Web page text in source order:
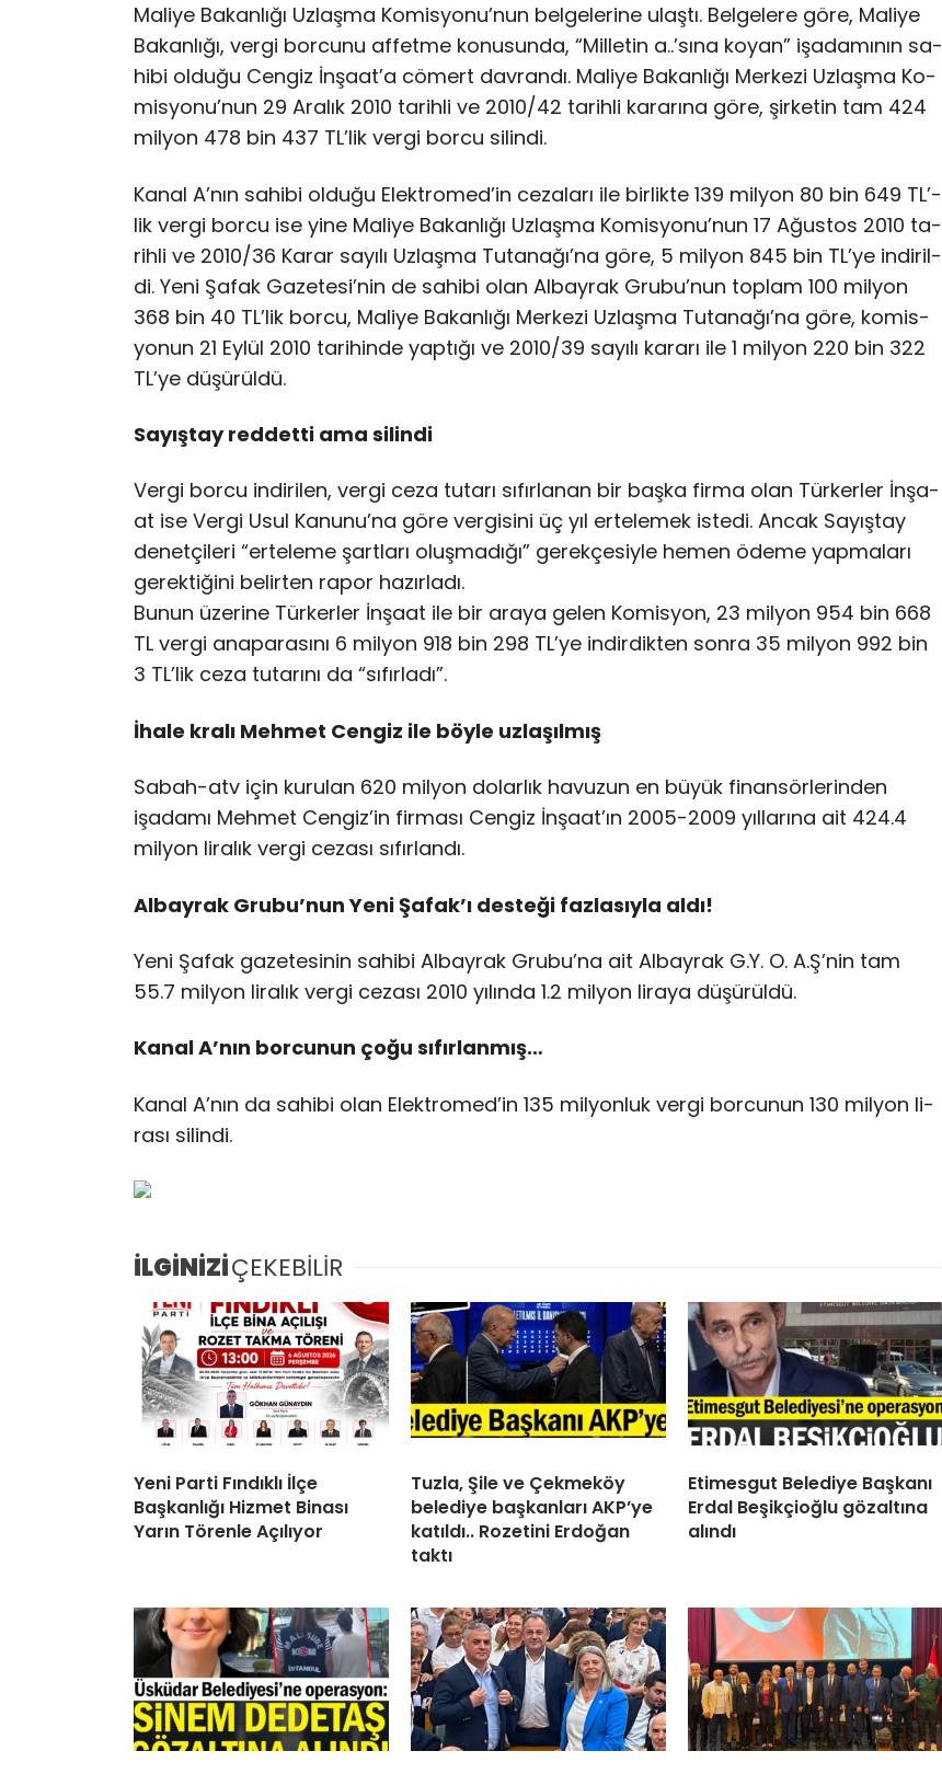
Ma­li­ye Ba­kan­lı­ğı Uz­laş­ma Ko­mis­yo­nu­’nun bel­ge­le­ri­ne ulaş­tı. Bel­ge­le­re gö­re, Ma­li­ye
Ba­kan­lı­ğı, ver­gi bor­cu­nu af­fet­me ko­nu­sun­da, “Mil­le­tin a..’sına ko­yan” işa­da­mı­nın sa­
hi­bi ol­du­ğu Cen­giz İn­şa­at’­a cö­mert dav­ran­dı. Ma­li­ye Ba­kan­lı­ğı Mer­ke­zi Uz­laş­ma Ko­
mis­yo­nu­’nun 29 Ara­lık 2010 ta­rih­li ve 2010/42 ta­rih­li ka­ra­rı­na gö­re, şir­ke­tin tam 424
mil­yon 478 bin 437 TL’­lik ver­gi bor­cu si­lin­di.
Ka­nal A’­nın sa­hi­bi ol­du­ğu Elek­tro­me­d’­in ce­za­la­rı ile bir­lik­te 139 mil­yon 80 bin 649 TL’­
lik ver­gi bor­cu ise yi­ne Ma­li­ye Ba­kan­lı­ğı Uz­laş­ma Ko­mis­yo­nu­’nun 17 Ağus­tos 2010 ta­
rih­li ve 2010/36 Ka­rar sa­yı­lı Uz­laş­ma Tu­ta­na­ğı­’na gö­re, 5 mil­yon 845 bin TL’­ye in­di­ril­
di. Ye­ni Şa­fak Ga­ze­te­si­’nin de sa­hi­bi olan Al­bay­rak Gru­bu­’nun top­lam 100 mil­yon
368 bin 40 TL’­lik bor­cu, Ma­li­ye Ba­kan­lı­ğı Mer­ke­zi Uz­laş­ma Tu­ta­na­ğı­’na gö­re, ko­mis­
yo­nun 21 Ey­lül 2010 ta­ri­hin­de yap­tı­ğı ve 2010/39 sa­yı­lı ka­ra­rı ile 1 mil­yon 220 bin 322
TL’­ye dü­şü­rül­dü.
Sayıştay reddetti ama silindi
Ver­gi bor­cu in­di­ri­len, ver­gi ce­za tu­ta­rı sı­fır­la­nan bir baş­ka fir­ma olan Tür­ker­ler İn­şa­
at ise Ver­gi Usul Ka­nu­nu­’na gö­re ver­gi­si­ni üç yıl er­te­le­mek is­te­di. An­cak Sa­yış­tay
de­net­çi­le­ri “er­te­le­me şart­la­rı oluş­ma­dı­ğı” ge­rek­çe­siy­le he­men öde­me yap­ma­la­rı
ge­rek­ti­ği­ni be­lir­ten ra­por ha­zır­la­dı.
Bu­nun üze­ri­ne Tür­ker­ler İn­şa­at ile bir ara­ya ge­len Ko­mis­yon, 23 mil­yon 954 bin 668
TL ver­gi ana­pa­ra­sı­nı 6 mil­yon 918 bin 298 TL’­ye in­dir­dik­ten son­ra 35 mil­yon 992 bin
3 TL’­lik ce­za tu­ta­rı­nı da “sı­fır­la­dı”.
İhale kralı Mehmet Cengiz ile böyle uzlaşılmış
Sa­bah-atv için ku­ru­lan 620 mil­yon do­lar­lık ha­vu­zun en bü­yük fi­nan­sör­le­rin­den
işadamı Meh­met Cen­gi­z’­in fir­ma­sı Cen­giz İn­şa­at’­ın 2005-2009 yıl­la­rı­na ait 424.4
mil­yon li­ra­lık ver­gi ce­za­sı sı­fır­lan­dı.
Albayrak Grubu’nun Yeni Şafak’ı des­te­ği fazlasıyla al­dı!
Ye­ni Şa­fak ga­ze­te­si­nin sa­hi­bi Al­bay­rak Gru­bu­’na ait Al­bay­rak G.Y. O. A.Ş’­nin tam
55.7 mil­yon li­ra­lık ver­gi ce­za­sı 2010 yılında 1.2 mil­yon li­ra­ya dü­şü­rül­dü.
Kanal A’nın borcunun çoğu sıfırlanmış…
Ka­nal A’­nın da sa­hi­bi olan Elek­tro­me­d’­in 135 mil­yon­luk ver­gi bor­cu­nun 130 mil­yon li­
ra­sı si­lin­di.
İLGİNİZİÇEKEBİLİR
Yeni Parti Fındıklı İlçe
Başkanlığı Hizmet Binası
Yarın Törenle Açılıyor
Tuzla, Şile ve Çekmeköy
belediye başkanları AKP’ye
katıldı.. Rozetini Erdoğan
taktı
Etimesgut Belediye Başkanı
Erdal Beşikçioğlu gözaltına
alındı